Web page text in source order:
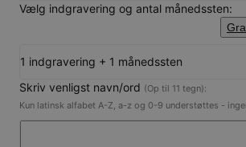
Vælg indgravering og antal månedssten:
1 indgravering + 1 månedssten
Skriv venligst navn/ord (Op til 11 tegn):
Kun latinsk alfabet A-Z, a-z og 0-9 understøttes -